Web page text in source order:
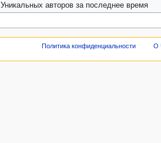
Уникальных авторов за последнее время
Политика конфиденциальности О